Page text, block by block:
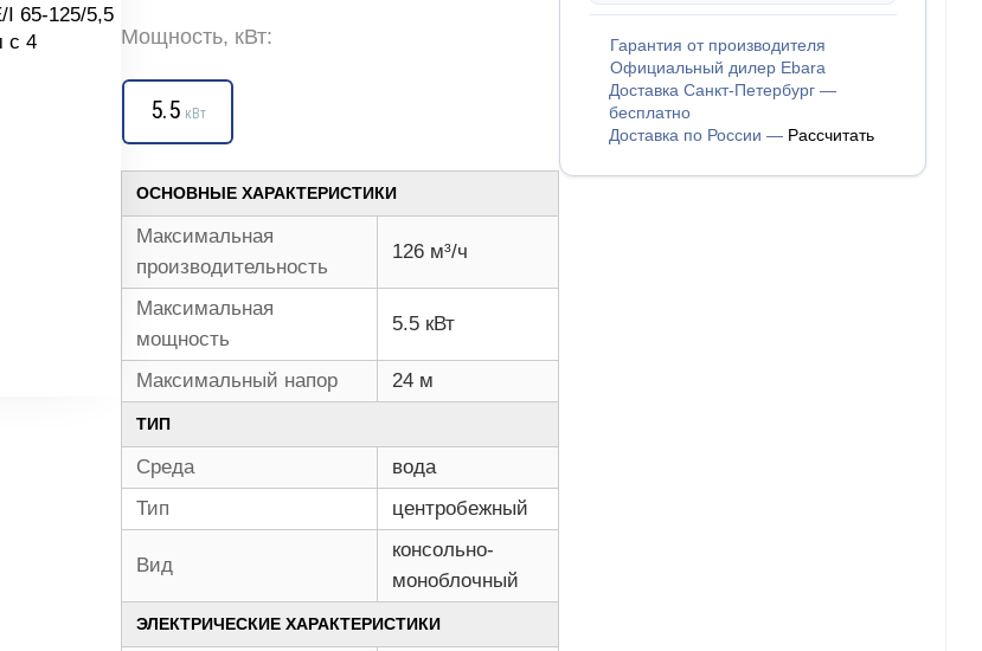
Мощность, кВт:
5.5 кВт
ОСНОВНЫЕ ХАРАКТЕРИСТИКИ
Максимальная
производительность
126 м³/ч
Максимальная
мощность
5.5 кВт
Максимальный напор 24 м
ТИП
Среда
вода
Тип
центробежный
Вид
консольно-
моноблочный
ЭЛЕКТРИЧЕСКИЕ ХАРАКТЕРИСТИКИ
Гарантия от производителя
Официальный дилер Ebara
Доставка Санкт-Петербург —
бесплатно
Доставка по России — Рассчитать